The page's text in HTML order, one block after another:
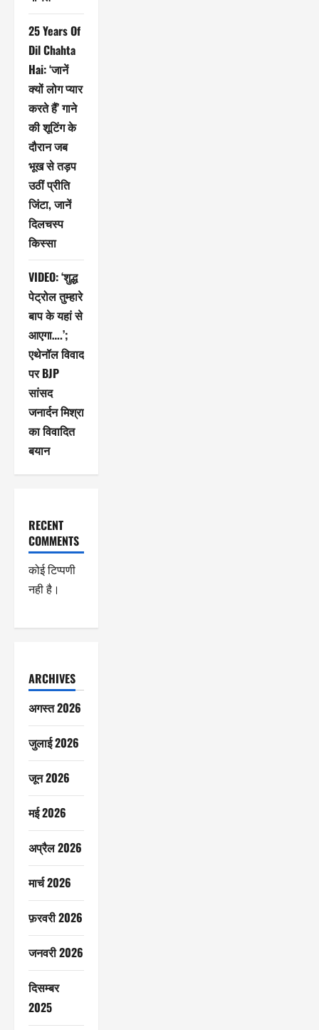
25 Years Of
Dil Chahta
Hai: ‘जानें
क्यों लोग प्यार
करते हैं’ गाने
की शूटिंग के
दौरान जब
भूख से तड़प
उठीं प्रीति
जिंटा, जानें
दिलचस्प
किस्सा
VIDEO: ‘शुद्ध
पेट्रोल तुम्हारे
बाप के यहां से
आएगा….’;
एथेनॉल विवाद
पर BJP
सांसद
जनार्दन मिश्रा
का विवादित
बयान
RECENT
COMMENTS
कोई टिप्पणी
नही है।
ARCHIVES
अगस्त 2026
जुलाई 2026
जून 2026
मई 2026
अप्रैल 2026
मार्च 2026
फ़रवरी 2026
जनवरी 2026
दिसम्बर
2025